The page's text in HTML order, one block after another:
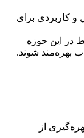
و کاربردی برای
در این حوزه
بهره‌مند شوند.
از